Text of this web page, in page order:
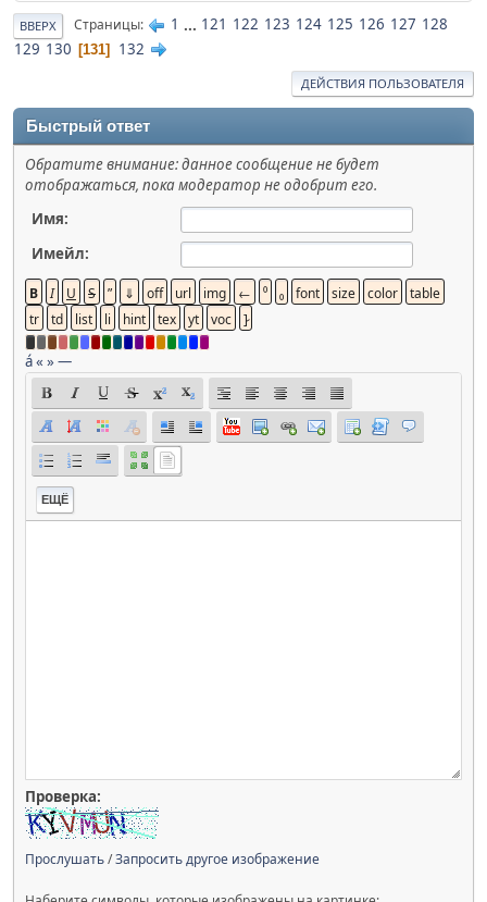
ВВЕРХ Страницы 1 ... 121 122 123 124 125 126 127 128
129 130 131 132
ДЕЙСТВИЯ ПОЛЬЗОВАТЕЛЯ
Быстрый ответ
Обратите внимание: данное сообщение не будет
отображаться, пока модератор не одобрит его.
Имя:
Имейл:
á« »—
ЕЩЁ
Проверка:
Прослушать/Запросить другое изображение